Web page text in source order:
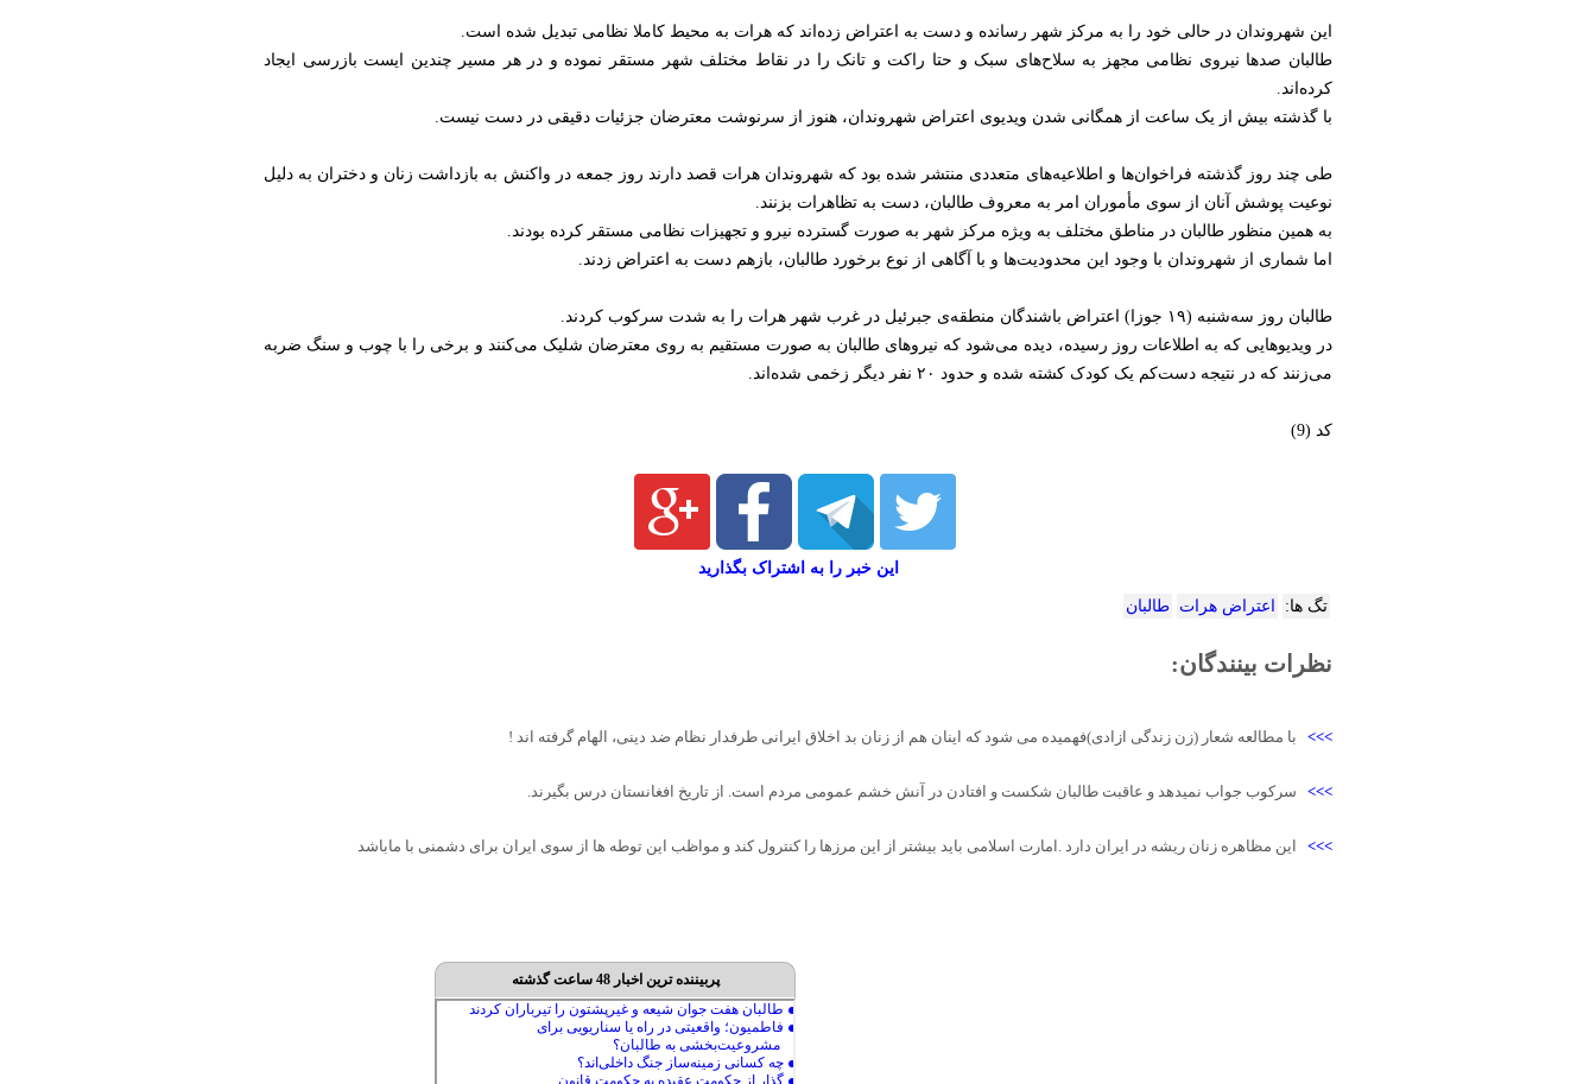
این شهروندان در حالی خود را به مرکز شهر رسانده و دست به اعتراض زده‌اند که هرات به محیط کاملا نظامی تبدیل شده است.
طالبان صدها نیروی نظامی مجهز به سلاح‌های سبک و حتا راکت و تانک را در نقاط مختلف شهر مستقر نموده و در هر مسیر چندین ایست بازرسی ایجاد
کرده‌اند.
با گذشته بیش از یک ساعت از همگانی شدن ویدیوی اعتراض شهروندان، هنوز از سرنوشت معترضان جزئیات دقیقی در دست نیست.
طی چند روز گذشته فراخوان‌ها و اطلاعیه‌های متعددی منتشر شده بود که شهروندان هرات قصد دارند روز جمعه در واکنش به بازداشت زنان و دختران به دلیل
نوعیت پوشش آنان از سوی مأموران امر به معروف طالبان، دست به تظاهرات بزنند.
به همین منظور طالبان در مناطق مختلف به ویژه مرکز شهر به صورت گسترده نیرو و تجهیزات نظامی مستقر کرده بودند.
اما شماری از شهروندان با وجود این محدودیت‌ها و با آگاهی از نوع برخورد طالبان، بازهم دست به اعتراض زدند.
طالبان روز سه‌شنبه (۱۹ جوزا) اعتراض باشندگان منطقه‌ی جبرئیل در غرب شهر هرات را به شدت سرکوب کردند.
در ویدیوهایی که به اطلاعات روز رسیده، دیده می‌شود که نیروهای طالبان به صورت مستقیم به روی معترضان شلیک می‌کنند و برخی را با چوب و سنگ ضربه
می‌زنند که در نتیجه دست‌کم یک کودک کشته شده و حدود ۲۰ نفر دیگر زخمی شده‌اند.
کد (9)
این خبر را به اشتراک بگذارید
تگ ها: اعتراض هرات طالبان
نظرات بینندگان:
>>> با مطالعه شعار (زن زندگی ازادی)فهمیده می شود که اینان هم از زنان بد اخلاق ایرانی طرفدار نظام ضد دینی، الهام گرفته اند !
>>> سرکوب جواب نمیدهد و عاقبت طالبان شکست و افتادن در آنش خشم عمومی مردم است. از تاریخ افغانستان درس بگیرند.
>>> این مظاهره زنان ریشه در ایران دارد .امارت اسلامی باید بیشتر از این مرزها را کنترول کند و مواظب این توطه ها از سوی ایران برای دشمنی با ماباشد
پربیننده ترین اخبار 48 ساعت گذشته